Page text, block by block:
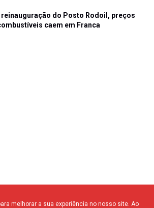
reinauguração do Posto Rodoil, preços
caem em Franca